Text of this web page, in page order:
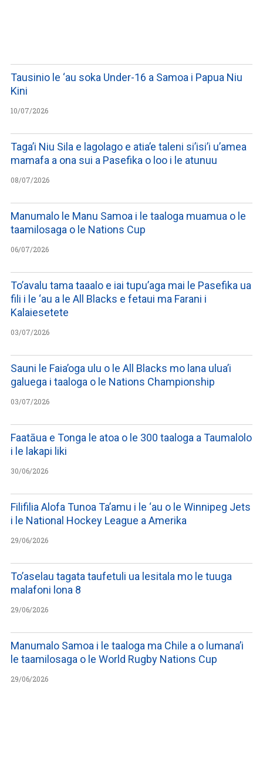
Tausinio le ‘au soka Under-16 a Samoa i Papua Niu
Kini
10/07/2026
Taga’i Niu Sila e lagolago e atia’e taleni si’isi’i u’amea
mamafa a ona sui a Pasefika o loo i le atunuu
08/07/2026
Manumalo le Manu Samoa i le taaloga muamua o le
taamilosaga o le Nations Cup
06/07/2026
To’avalu tama taaalo e iai tupu’aga mai le Pasefika ua
fili i le ‘au a le All Blacks e fetaui ma Farani i
Kalaiesetete
03/07/2026
Sauni le Faia’oga ulu o le All Blacks mo lana ulua’i
galuega i taaloga o le Nations Championship
03/07/2026
Faatāua e Tonga le atoa o le 300 taaloga a Taumalolo
i le lakapi liki
30/06/2026
Filifilia Alofa Tunoa Ta’amu i le ‘au o le Winnipeg Jets
i le National Hockey League a Amerika
29/06/2026
To’aselau tagata taufetuli ua lesitala mo le tuuga
malafoni lona 8
29/06/2026
Manumalo Samoa i le taaloga ma Chile a o lumana’i
le taamilosaga o le World Rugby Nations Cup
29/06/2026